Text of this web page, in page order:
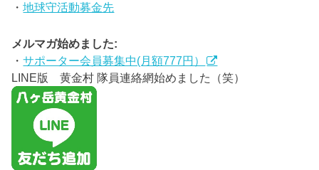
・地球守活動募金先
メルマガ始めました:
・サポーター会員募集中(月額777円）
LINE版 黄金村 隊員連絡網始めました（笑）